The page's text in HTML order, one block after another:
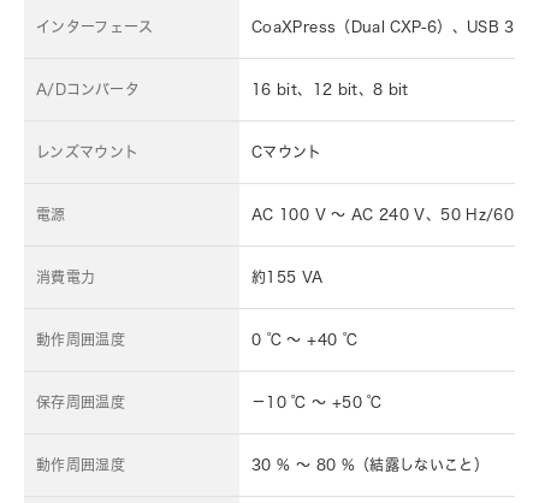
インターフェース CoaXPress（Dual CXP-6）、USB 3.0
A/Dコンバータ 16 bit、12 bit、8 bit
レンズマウント Cマウント
電源 AC 100 V ～ AC 240 V、50 Hz/60 Hz
消費電力 約155 VA
動作周囲温度 0 ℃ ～ +40 ℃
保存周囲温度 －10 ℃ ～ +50 ℃
動作周囲湿度 30 % ～ 80 %（結露しないこと）